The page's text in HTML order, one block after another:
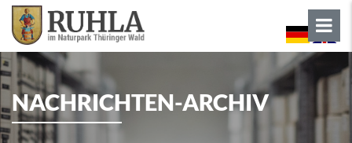
NACHRICHTEN-ARCHIV